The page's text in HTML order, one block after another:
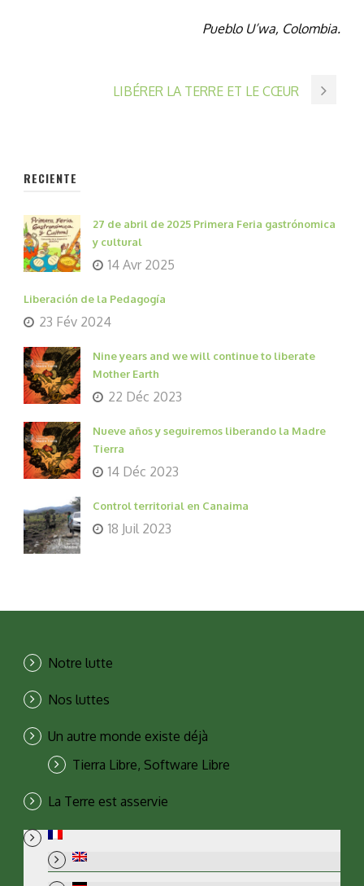
Pueblo U’wa, Colombia.
LIBÉRER LA TERRE ET LE CŒUR
RECIENTE
27 de abril de 2025 Primera Feria gastrónomica
y cultural
14 Avr 2025
Liberación de la Pedagogía
23 Fév 2024
Nine years and we will continue to liberate
Mother Earth
22 Déc 2023
Nueve años y seguiremos liberando la Madre
Tierra
14 Déc 2023
Control territorial en Canaima
18 Juil 2023
Notre lutte
Nos luttes
Un autre monde existe déjà
Tierra Libre, Software Libre
La Terre est asservie